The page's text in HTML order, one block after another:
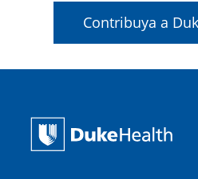
Contribuya a